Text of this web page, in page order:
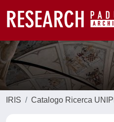
IRIS Catalogo Ricerca